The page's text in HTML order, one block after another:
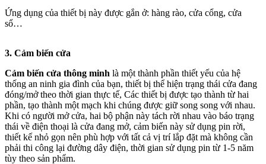
Ứng dụng của thiết bị này được gắn ở: hàng rào, cửa cổng, cửa
sổ…
3. Cảm biến cửa
Cảm biến cửa thông minh là một thành phần thiết yếu của hệ
thống an ninh gia đình của bạn, thiết bị thể hiện trạng thái cửa đang
đóng/mở theo thời gian thực tế, Các thiết bị được tạo thành từ hai
phần, tạo thành một mạch khi chúng được giữ song song với nhau.
Khi có người mở cửa, hai bộ phận này tách rời nhau vào báo trạng
thái về điện thoại là cửa đang mở, cảm biến này sử dụng pin rời,
thiết kế nhỏ gọn nên phù hợp với tất cả vị trí lắp đặt mà không cần
phải thi công lại đường dây điện, thời gian sử dụng pin từ 1-5 năm
tùy theo sản phẩm.